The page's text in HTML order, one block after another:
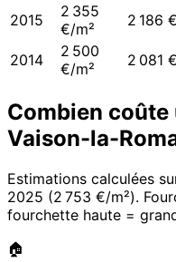
2015
2 355
€/m²
2 186
2014
2 500
€/m²
2 081
Combien
Vaison-la-
Estimations calculées
2025 (2 753 €/m²).
fourchette haute =
🏠